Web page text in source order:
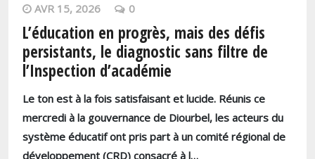
AVR 15, 2026 0
L’éducation en progrès, mais des défis
persistants, le diagnostic sans filtre de
l’Inspection d’académie
Le ton est à la fois satisfaisant et lucide. Réunis ce
mercredi à la gouvernance de Diourbel, les acteurs du
système éducatif ont pris part à un comité régional de
développement (CRD) consacré à l…